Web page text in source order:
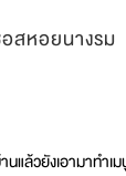
สหอยนางรม
แล้วยังเอามาทำ